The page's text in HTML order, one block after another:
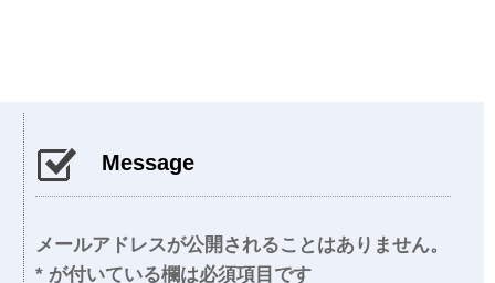
Message
メールアドレスが公開されることはありません。
* が付いている欄は必須項目です